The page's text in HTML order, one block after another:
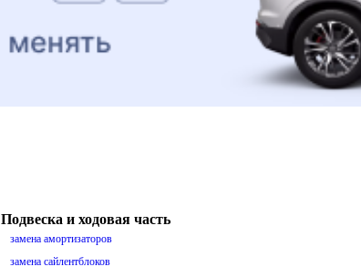
Подвеска и ходовая часть
замена амортизаторов
замена сайлентблоков